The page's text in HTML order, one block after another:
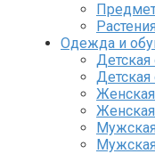
Одежда и
Детская